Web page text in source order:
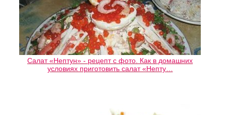
Салат «Нептун» - рецепт с фото. Как в домашних
условиях приготовить салат «Непту…